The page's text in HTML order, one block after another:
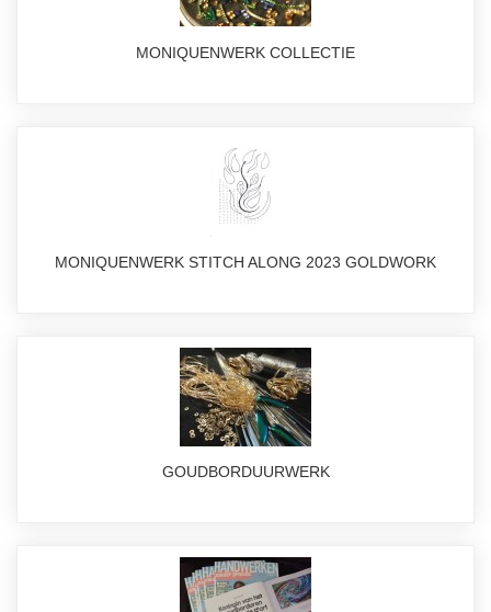
MONIQUENWERK COLLECTIE
MONIQUENWERK STITCH ALONG 2023 GOLDWORK
GOUDBORDUURWERK